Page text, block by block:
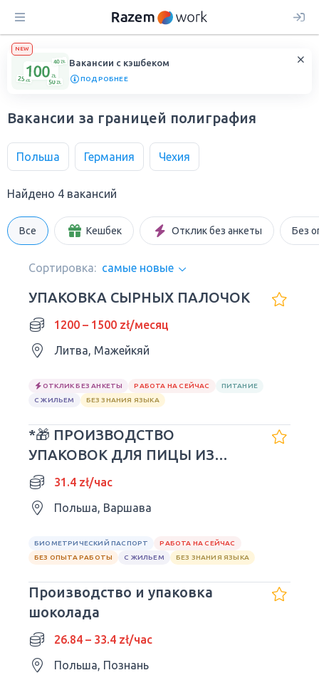
NEW
Вакансии с кэшбеком
ПОДРОБНЕЕ
Вакансии за границей полиграфия
Польша Германия Чехия
Найдено 4 вакансий
Все Кешбек Отклик без анкеты Без
Сортировка: самые новые
УПАКОВКА СЫРНЫХ ПАЛОЧОК
1200 – 1500 zł/месяц
Литва, Мажейкяй
ОТКЛИК БЕЗ АНКЕТЫ РАБОТА НА СЕЙЧАС
ПИТАНИЕ
С ЖИЛЬЕМ
БЕЗ ЗНАНИЯ ЯЗЫКА
*🎁 ПРОИЗВОДСТВО
УПАКОВОК ДЛЯ ПИЦЫ ИЗ
КАРТОНА ELLERT*🎁
31.4 zł/час
Польша, Варшава
БИОМЕТРИЧЕСКИЙ ПАСПОРТ
РАБОТА НА СЕЙЧАС
БЕЗ ОПЫТА РАБОТЫ
С ЖИЛЬЕМ БЕЗ ЗНАНИЯ ЯЗЫКА
Производство и упаковка
шоколада
26.84 – 33.4 zł/час
Польша, Познань